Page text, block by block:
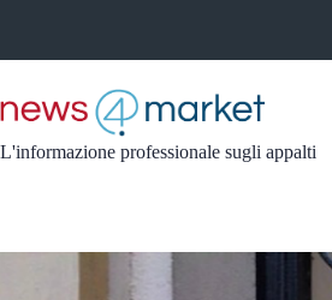
L'informazione professionale sugli appalti